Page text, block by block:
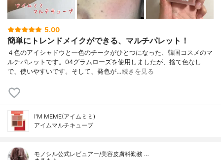
5.00
簡単にトレンドメイクができる、マルチパレット！
４色のアイシャドウと一色のチークがひとつになった、韓国コスメのマ
ルチパレットです。04グラムローズを使用しましたが、捨て色なし
で、使いやすいです。そして、発色が…続きを見る
I'M MEME(アイムミミ)
アイムマルチキューブ
モノシル公式レビュアー/美容皮膚科勤務 …